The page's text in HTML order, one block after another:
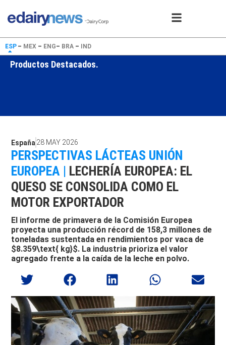
ESP– MEX – ENG– BRA – IND
Productos Destacados.
España 28 MAY 2026
PERSPECTIVAS LÁCTEAS UNIÓN
EUROPEA | LECHERÍA EUROPEA: EL
QUESO SE CONSOLIDA COMO EL
MOTOR EXPORTADOR
El informe de primavera de la Comisión Europea
proyecta una producción récord de 158,3 millones de
toneladas sustentada en rendimientos por vaca de
$8.359\text{ kg}$. La industria prioriza el valor
agregado frente a la caída de la leche en polvo.